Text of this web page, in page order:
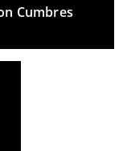
Cumbres